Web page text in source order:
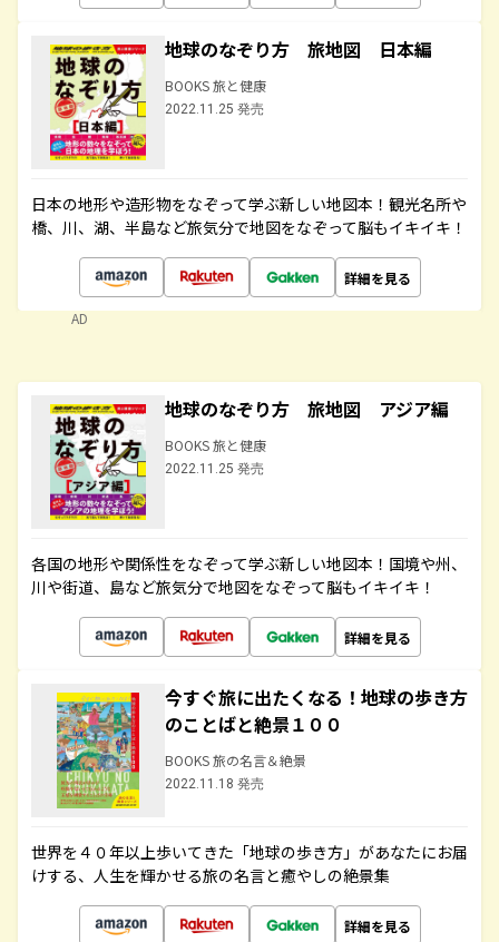
地球のなぞり方 旅地図 日本編
BOOKS 旅と健康
2022.11.25 発売
日本の地形や造形物をなぞって学ぶ新しい地図本！観光名所や
橋、川、湖、半島など旅気分で地図をなぞって脳もイキイキ！
詳細を見る
AD
地球のなぞり方 旅地図 アジア編
BOOKS 旅と健康
2022.11.25 発売
各国の地形や関係性をなぞって学ぶ新しい地図本！国境や州、
川や街道、島など旅気分で地図をなぞって脳もイキイキ！
詳細を見る
今すぐ旅に出たくなる！地球の歩き方
のことばと絶景１００
BOOKS 旅の名言＆絶景
2022.11.18 発売
世界を４０年以上歩いてきた「地球の歩き方」があなたにお届
けする、人生を輝かせる旅の名言と癒やしの絶景集
詳細を見る